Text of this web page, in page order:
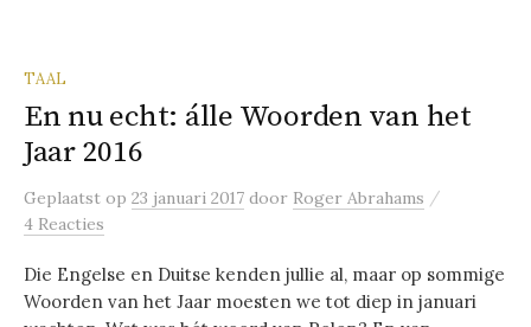
TAAL
En nu echt: álle Woorden van het
Jaar 2016
Geplaatst op 23 januari 2017 door Roger Abrahams /
4 Reacties
Die Engelse en Duitse kenden jullie al, maar op sommige
Woorden van het Jaar moesten we tot diep in januari